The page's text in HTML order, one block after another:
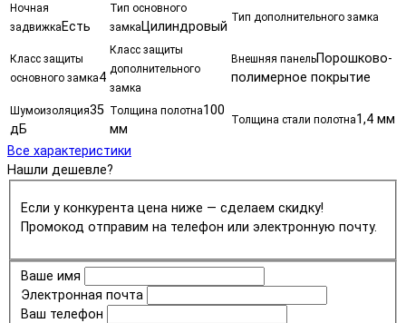
Ночная
задвижка Есть
Тип основного
замка Цилиндровый
Тип дополнительного замка
Класс защиты
основного замка4
Класс защиты
дополнительного
замка
Внешняя панельПорошково-
полимерное покрытие
Шумоизоляция35
дБ
Толщина полотна100
мм
Толщина стали полотна1,4 мм
Все характеристики
Нашли дешевле?
Если у конкурента цена ниже — сделаем скидку!
Промокод отправим на телефон или электронную почту.
Ваше имя
Электронная почта
Ваш телефон